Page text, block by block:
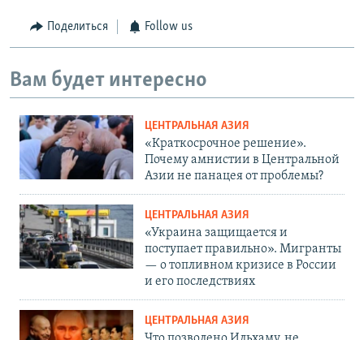
Поделиться Follow us
Вам будет интересно
ЦЕНТРАЛЬНАЯ АЗИЯ
«Краткосрочное решение».
Почему амнистии в Центральной
Азии не панацея от проблемы?
ЦЕНТРАЛЬНАЯ АЗИЯ
«Украина защищается и
поступает правильно». Мигранты
— о топливном кризисе в России
и его последствиях
ЦЕНТРАЛЬНАЯ АЗИЯ